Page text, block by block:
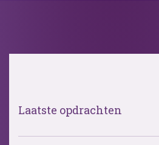
Laatste opdrachten